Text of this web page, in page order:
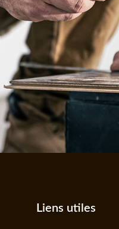
Liens utiles